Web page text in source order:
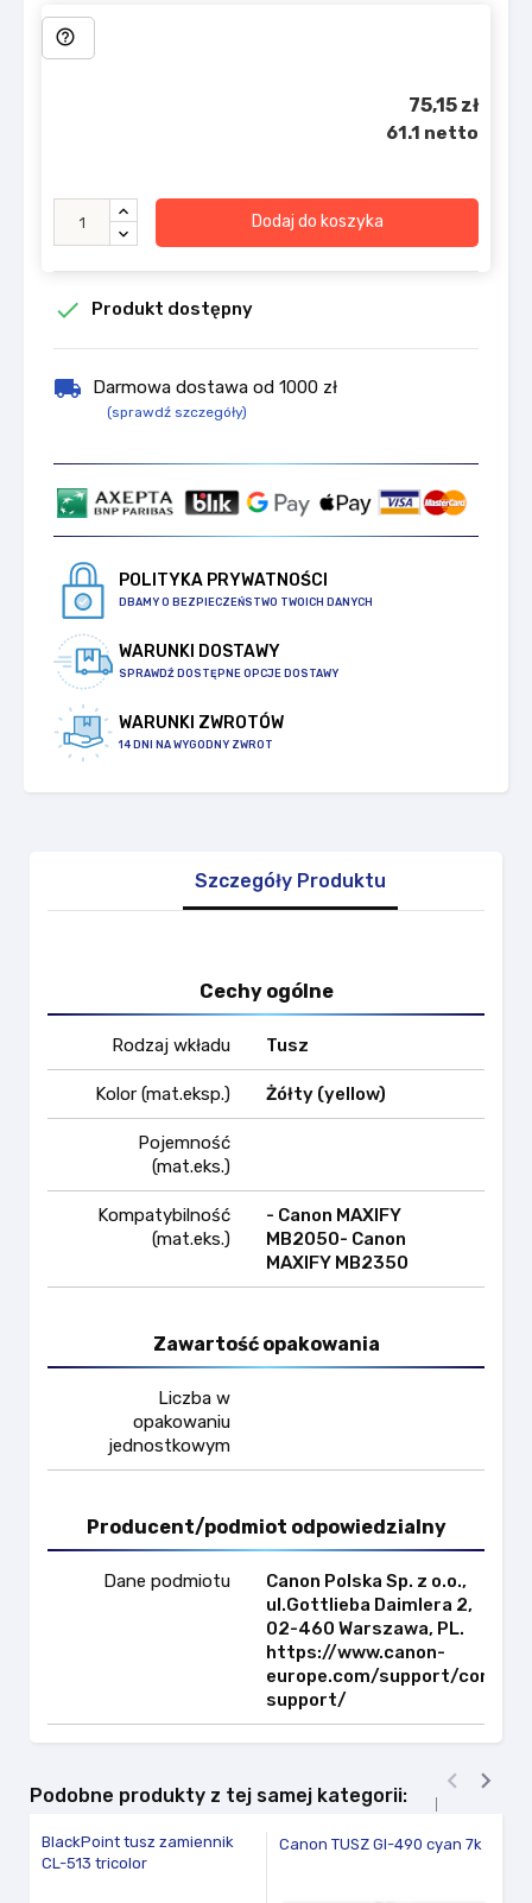
help_outline
75,15 zł
61.1 netto
Dodaj do koszyka
 Produkt dostępny
local_shipping Darmowa dostawa od 1000 zł
(sprawdź szczegóły)
POLITYKA PRYWATNOŚCI
DBAMY O BEZPIECZEŃSTWO TWOICH DANYCH
WARUNKI DOSTAWY
SPRAWDŹ DOSTĘPNE OPCJE DOSTAWY
WARUNKI ZWROTÓW
14 DNI NA WYGODNY ZWROT
Szczegóły Produktu
Cechy ogólne
Rodzaj wkładu Tusz
Kolor (mat.eksp.) Żółty (yellow)
Pojemność
(mat.eks.)
Kompatybilność
(mat.eks.)
- Canon MAXIFY
MB2050- Canon
MAXIFY MB2350
Zawartość opakowania
Liczba w
opakowaniu
jednostkowym
Producent/podmiot odpowiedzialny
Dane podmiotu
Canon Polska Sp. z o.o.,
ul.Gottlieba Daimlera 2,
02-460 Warszawa, PL.
https://www.canon-
europe.com/support/
support/
Podobne produkty z tej samej kategorii:
BlackPoint tusz zamiennik
CL-513 tricolor
Canon TUSZ GI-490 cyan 7k
 